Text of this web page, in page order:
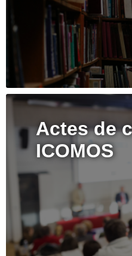
Actes de
ICOMOS